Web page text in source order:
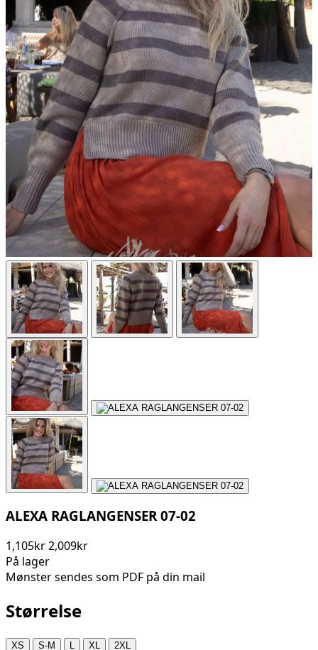
ALEXA RAGLANGENSER 07-02
1,105kr2,009kr
På lager
Mønster sendes som PDF på din mail
Størrelse
XS S-M XL 2XL